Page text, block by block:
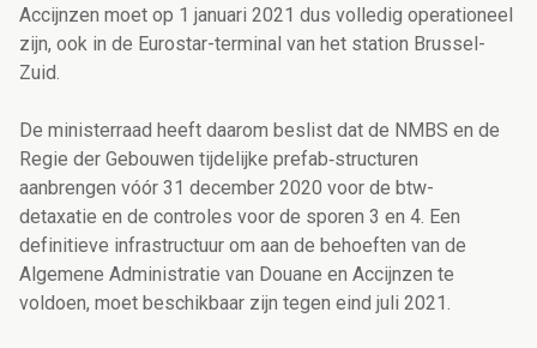
Accijnzen moet op 1 januari 2021 dus volledig operationeel
zijn, ook in de Eurostar-terminal van het station Brussel-
Zuid.
De ministerraad heeft daarom beslist dat de NMBS en de
Regie der Gebouwen tijdelijke prefab‑structuren
aanbrengen vóór 31 december 2020 voor de btw-
detaxatie en de controles voor de sporen 3 en 4. Een
definitieve infrastructuur om aan de behoeften van de
Algemene Administratie van Douane en Accijnzen te
voldoen, moet beschikbaar zijn tegen eind juli 2021.